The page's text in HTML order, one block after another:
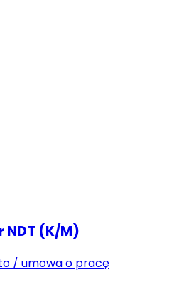
NDT (K/M)
/ umowa o pracę